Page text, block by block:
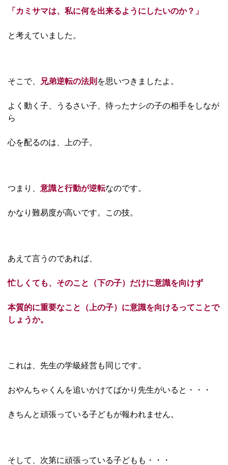
「カミサマは、私に何を出来るようにしたいのか？」
と考えていました。
そこで、 兄弟逆転の法則 を思いつきましたよ。
よく動く子、うるさい子、待ったナシの子の相手をしなが
ら
心を配るのは、上の子。
つまり、 意識と行動が逆転なのです。
かなり難易度が高いです。この技。
あえて言うのであれば、
忙しくても、そのこと（下の子）だけに意識を向けず
本質的に重要なこと（上の子）に意識を向けるってことで
しょうか。
これは、先生の学級経営も同じです。
おやんちゃくんを追いかけてばかり先生がいると・・・
きちんと頑張っている子どもが報われません。
そして、次第に頑張っている子どもも・・・